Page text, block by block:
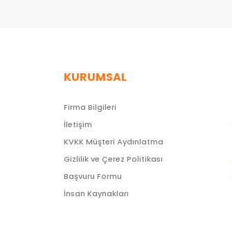
KURUMSAL
Firma Bilgileri
İletişim
KVKK Müşteri Aydınlatma
Gizlilik ve Çerez Politikası
Başvuru Formu
İnsan Kaynakları